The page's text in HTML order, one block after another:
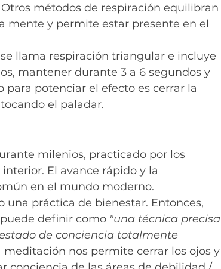
métodos de respiración equilibran
mente y permite estar presente en el
llama respiración triangular e incluye
mantener durante 3 a 6 segundos y
para potenciar el efecto es cerrar la
el paladar.
milenios, practicado por los
El avance rápido y la
en el mundo moderno.
práctica de bienestar. Entonces,
definir como "una técnica precisa
de conciencia totalmente
meditación nos permite cerrar los ojos y